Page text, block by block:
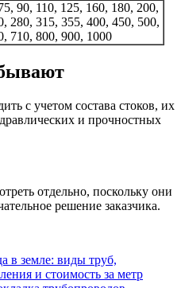
90, 110, 125, 160, 180, 200,
280, 315, 355, 400, 450, 500,
710, 800, 900, 1000
с учетом состава стоков, их
и прочностных
отдельно, поскольку они
решение заказчика.
в земле: виды труб,
и стоимость за метр